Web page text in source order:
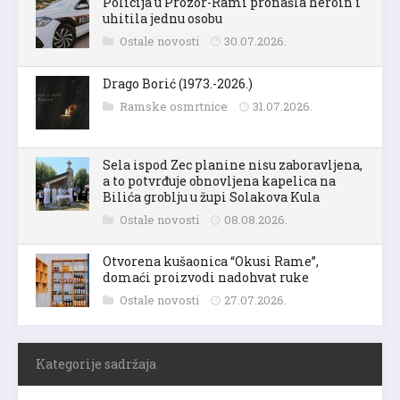
uhitila jednu osobu
Ostale novosti 30.07.2026.
Drago Borić (1973.-2026.)
Ramske osmrtnice 31.07.2026.
Sela ispod Zec planine nisu zaboravljena,
a to potvrđuje obnovljena kapelica na
Bilića groblju u župi Solakova Kula
Ostale novosti 08.08.2026.
Otvorena kušaonica “Okusi Rame”,
domaći proizvodi nadohvat ruke
Ostale novosti 27.07.2026.
Kategorije sadržaja